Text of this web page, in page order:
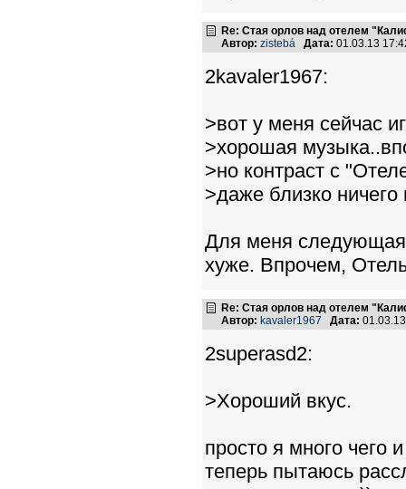
Re: Стая орлов над отелем
Автор: zistebá Дата: 01.03.13
2kavaler1967:
>вот у меня сейчас
>хорошая
>но контраст с
>даже близко ничего
Для меня следующая
хуже. Впрочем,
Re: Стая орлов над отелем
Автор: kavaler1967 Дата:
2superasd2:
>Хороший вкус.
просто я много чего
теперь пытаюсь